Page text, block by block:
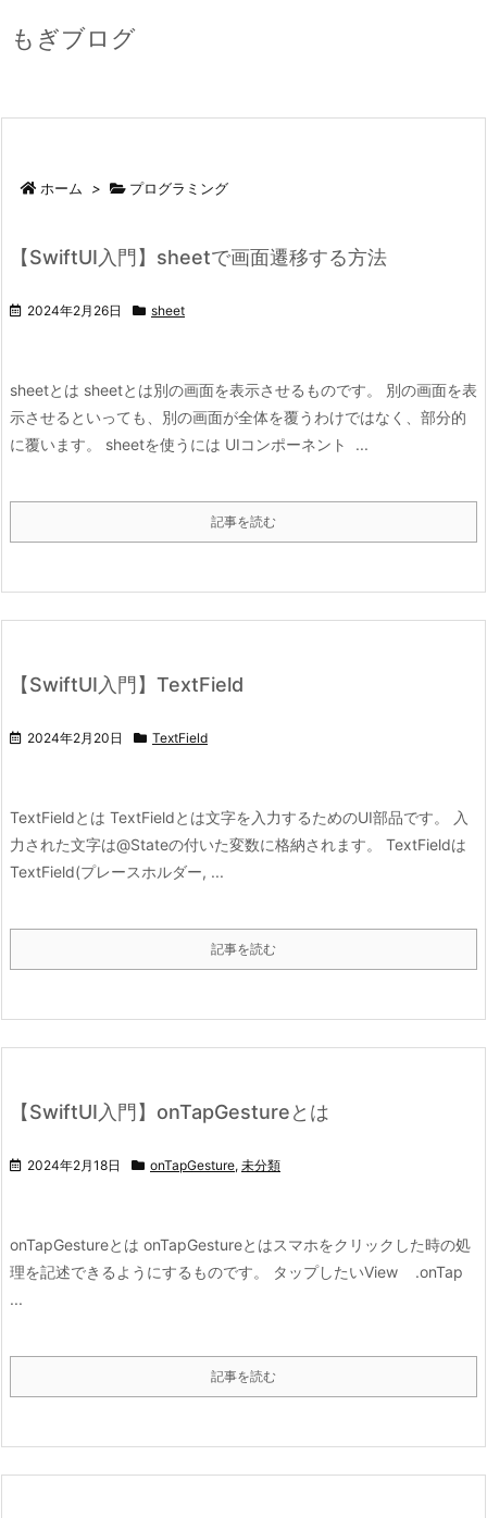
もぎブログ
ホーム > プログラミング
【SwiftUI入門】sheetで画面遷移する方法
2024年2月26日 sheet
sheetとは sheetとは別の画面を表示させるものです。 別の画面を表
示させるといっても、別の画面が全体を覆うわけではなく、部分的
に覆います。 sheetを使うには UIコンポーネント ...
記事を読む
【SwiftUI入門】TextField
2024年2月20日 TextField
TextFieldとは TextFieldとは文字を入力するためのUI部品です。 入
力された文字は@Stateの付いた変数に格納されます。 TextFieldは
TextField(プレースホルダー, ...
記事を読む
【SwiftUI入門】onTapGestureとは
2024年2月18日 onTapGesture, 未分類
onTapGestureとは onTapGestureとはスマホをクリックした時の処
理を記述できるようにするものです。 タップしたいView .onTap
...
記事を読む